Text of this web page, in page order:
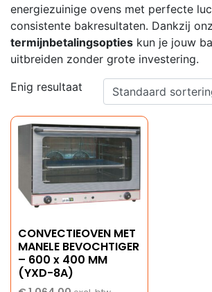
energiezuinige ovens met perfecte
consistente bakresultaten. Dankzij
termijnbetalingsopties kun je jouw
uitbreiden zonder grote investering.
Enig resultaat
CONVECTIEOVEN MET
MANELE BEVOCHTIGER
– 600 x 400 MM
(YXD-8A)